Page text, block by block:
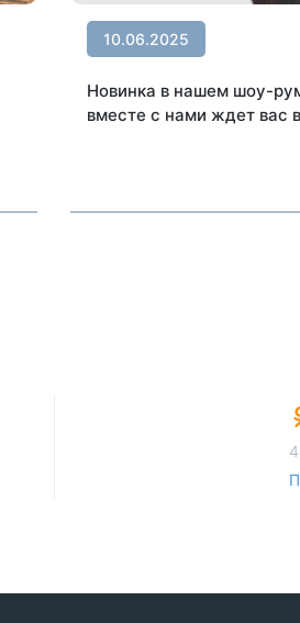
10.06.2025
Новинка в нашем шоу-
вместе с нами ждет вас